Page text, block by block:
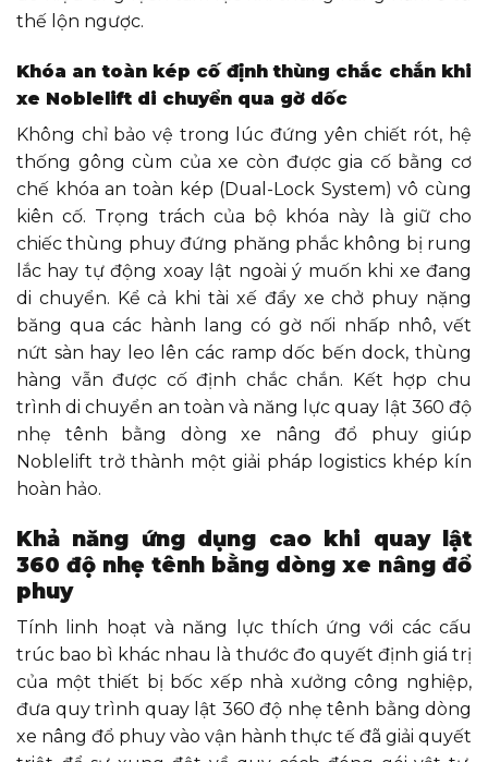
thế lộn ngược.
Khóa an toàn kép cố định thùng chắc chắn khi
xe Noblelift di chuyển qua gờ dốc
Không chỉ bảo vệ trong lúc đứng yên chiết rót, hệ
thống gông cùm của xe còn được gia cố bằng cơ
chế khóa an toàn kép (Dual-Lock System) vô cùng
kiên cố. Trọng trách của bộ khóa này là giữ cho
chiếc thùng phuy đứng phăng phắc không bị rung
lắc hay tự động xoay lật ngoài ý muốn khi xe đang
di chuyển. Kể cả khi tài xế đẩy xe chở phuy nặng
băng qua các hành lang có gờ nối nhấp nhô, vết
nứt sàn hay leo lên các ramp dốc bến dock, thùng
hàng vẫn được cố định chắc chắn. Kết hợp chu
trình di chuyển an toàn và năng lực quay lật 360 độ
nhẹ tênh bằng dòng xe nâng đổ phuy giúp
Noblelift trở thành một giải pháp logistics khép kín
hoàn hảo.
Khả năng ứng dụng cao khi quay lật
360 độ nhẹ tênh bằng dòng xe nâng đổ
phuy
Tính linh hoạt và năng lực thích ứng với các cấu
trúc bao bì khác nhau là thước đo quyết định giá trị
của một thiết bị bốc xếp nhà xưởng công nghiệp,
đưa quy trình quay lật 360 độ nhẹ tênh bằng dòng
xe nâng đổ phuy vào vận hành thực tế đã giải quyết